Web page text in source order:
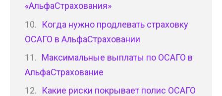
«АльфаСтрахования»
Когда нужно продлевать страховку
ОСАГО в АльфаСтраховании
Максимальные выплаты по ОСАГО в
АльфаСтрахование
Какие риски покрывает полис ОСАГО